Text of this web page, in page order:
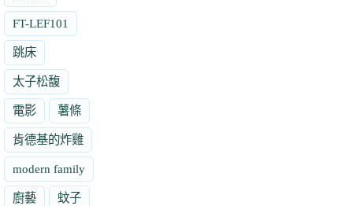
FT-LEF101
跳床
太子松馥
電影 薯條
肯德基的炸雞
modern family
廚藝 蚊子